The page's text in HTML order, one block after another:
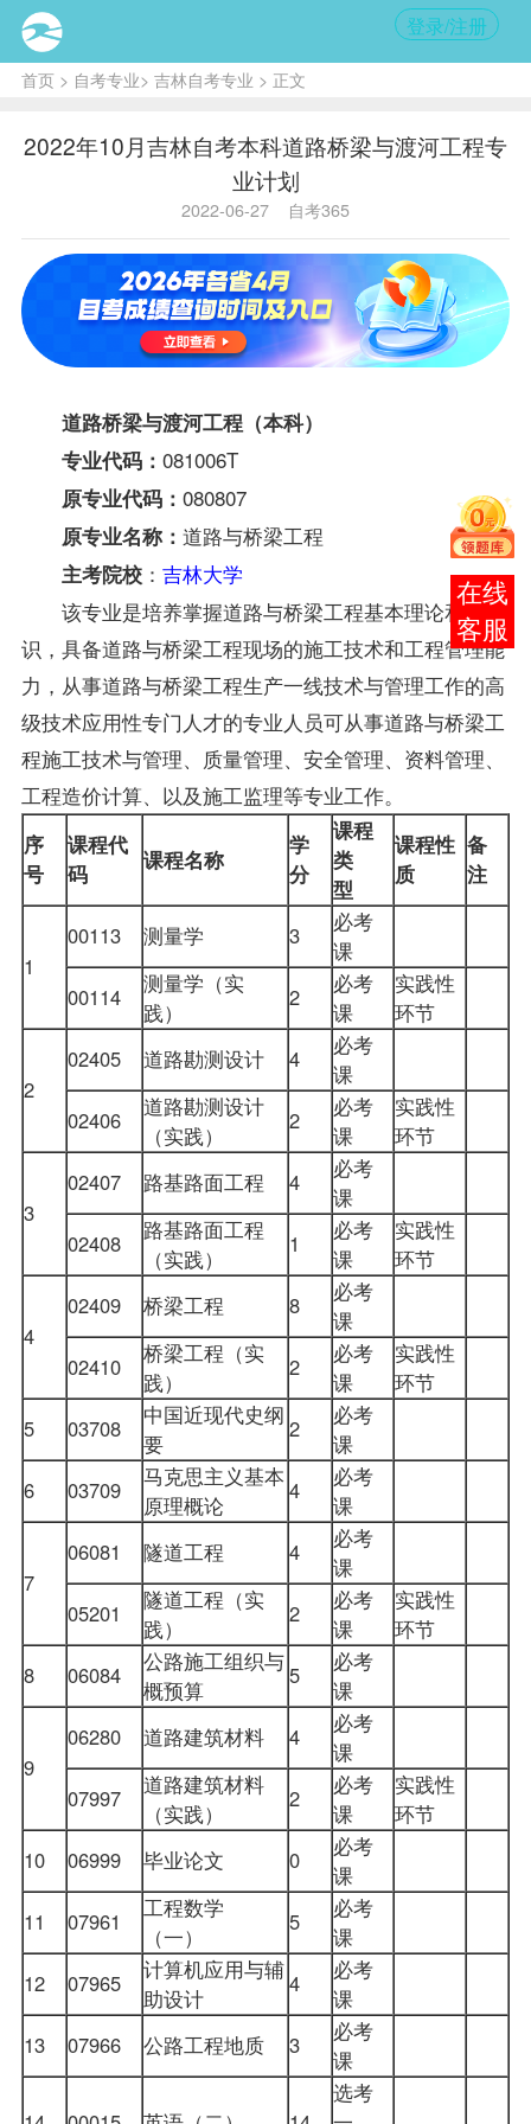
登录/注册
首页> 自考专业> 吉林自考专业 > 正文
2022年10月吉林自考本科道路桥梁与渡河工程专
业计划
2022-06-27 自考365
道路桥梁与渡河工程（本科）
专业代码： 081006T
原专业代码： 080807
原专业名称： 道路与桥梁工程
主考院校： 吉林大学
该专业是培养掌握道路与桥梁工程基本理论和知
识，具备道路与桥梁工程现场的施工技术和工程管理能
力，从事道路与桥梁工程生产一线技术与管理工作的高
级技术应用性专门人才的专业人员可从事道路与桥梁工
程施工技术与管理、质量管理、安全管理、资料管理、
工程造价计算、以及施工监理等专业工作。
序
号
课程代
码
课程名称
学
分
课程
类
型
课程性
质
备
注
1
00113 测量学 3
必考
课
00114 测量学（实
践）
2
必考
课
实践性
环节
2
02405 道路勘测设计 4
必考
课
02406 道路勘测设计
（实践）
2
必考
课
实践性
环节
3
02407 路基路面工程 4
必考
课
02408
路基路面工程
（实践）
1
必考
课
实践性
环节
4
02409 桥梁工程 8
必考
课
02410 桥梁工程（实
践）
2
必考
课
实践性
环节
5
03708
中国近现代史纲
要
2
必考
课
6
03709 马克思主义基本
原理概论
4
必考
课
7
06081 隧道工程 4
必考
课
05201 隧道工程（实
践）
2
必考
课
实践性
环节
8
06084 公路施工组织与
概预算
5
必考
课
9
06280 道路建筑材料 4
必考
课
07997 道路建筑材料
（实践）
2
必考
课
实践性
环节
10 06999 毕业论文 0
必考
课
11 07961
工程数学
（一）
5
必考
课
12 07965 计算机应用与辅
助设计
4
必考
课
13 07966 公路工程地质 3
必考
课
选考
报考
咨询